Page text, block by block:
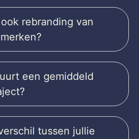
rebranding van
een gemiddeld
tussen jullie